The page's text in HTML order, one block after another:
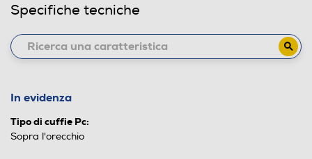
Specifiche tecniche
In evidenza
Tipo di cuffie Pc:
Sopra l'orecchio